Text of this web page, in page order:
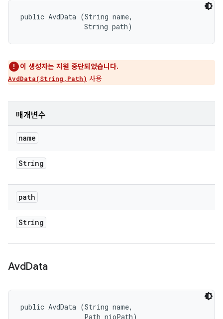
public AvdData (String name,
                String path)
이 생성자는 지원 중단되었습니다.
AvdData(String,Path) 사용
매개변수
name
String
path
String
AvdData
public AvdData (String name,
                Path nioPath)